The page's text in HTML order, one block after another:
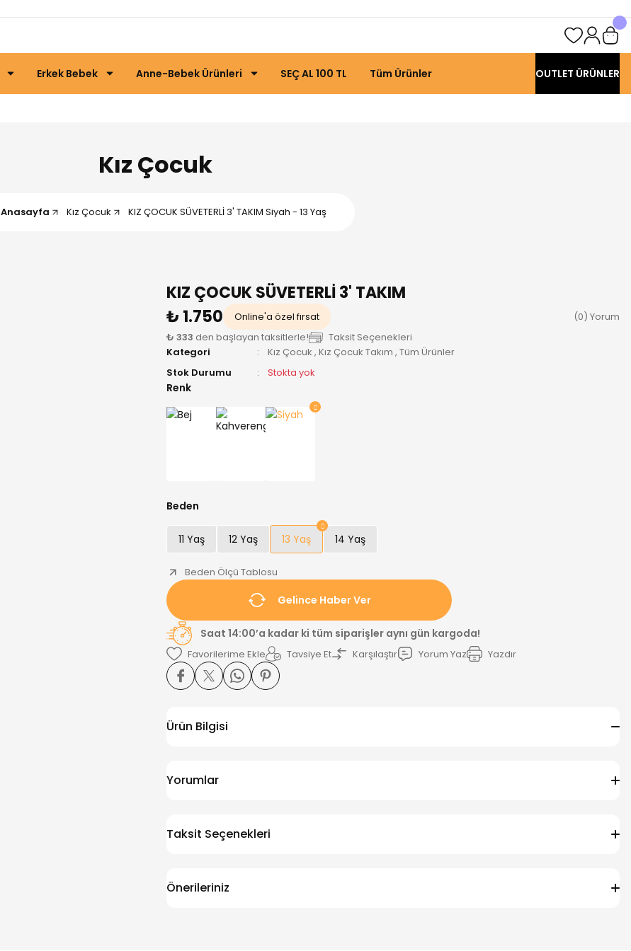
Erkek Bebek Anne-Bebek Ürünleri SEÇ AL 100 TL Tüm Ürünler OUTLET ÜRÜNLER
Kız Çocuk
Anasayfa Kız Çocuk KIZ ÇOCUK SÜVETERLİ 3' TAKIM Siyah - 13 Yaş
KIZ ÇOCUK SÜVETERLİ 3' TAKIM
₺ 1.750
Online'a özel fırsat
(0) Yorum
₺ 333 den başlayan taksitlerle!
Taksit Seçenekleri
Kategori
Kız Çocuk , Kız Çocuk Takım , Tüm Ürünler
Stok Durumu
Stokta yok
Renk
Beden
11 Yaş 12 Yaş 13 Yaş 14 Yaş
Beden Ölçü Tablosu
Gelince Haber Ver
Saat 14:00’a kadar ki tüm siparişler aynı gün kargoda!
Tavsiye Et Karşılaştır Yorum Yaz Yazdır
Ürün Bilgisi
Yorumlar
Taksit Seçenekleri
Önerileriniz